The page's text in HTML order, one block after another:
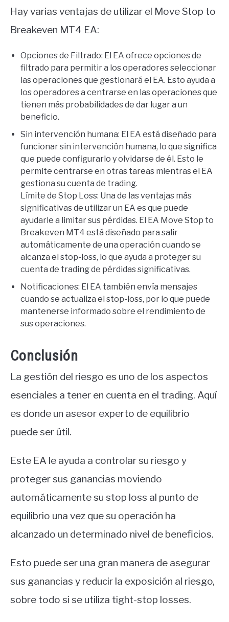
Hay varias ventajas de utilizar el Move Stop to
Breakeven MT4 EA:
Opciones de Filtrado: El EA ofrece opciones de
filtrado para permitir a los operadores seleccionar
las operaciones que gestionará el EA. Esto ayuda a
los operadores a centrarse en las operaciones que
tienen más probabilidades de dar lugar a un
beneficio.
Sin intervención humana: El EA está diseñado para
funcionar sin intervención humana, lo que significa
que puede configurarlo y olvidarse de él. Esto le
permite centrarse en otras tareas mientras el EA
gestiona su cuenta de trading.
Límite de Stop Loss: Una de las ventajas más
significativas de utilizar un EA es que puede
ayudarle a limitar sus pérdidas. El EA Move Stop to
Breakeven MT4 está diseñado para salir
automáticamente de una operación cuando se
alcanza el stop-loss, lo que ayuda a proteger su
cuenta de trading de pérdidas significativas.
Notificaciones: El EA también envía mensajes
cuando se actualiza el stop-loss, por lo que puede
mantenerse informado sobre el rendimiento de
sus operaciones.
Conclusión
La gestión del riesgo es uno de los aspectos
esenciales a tener en cuenta en el trading. Aquí
es donde un asesor experto de equilibrio
puede ser útil.
Este EA le ayuda a controlar su riesgo y
proteger sus ganancias moviendo
automáticamente su stop loss al punto de
equilibrio una vez que su operación ha
alcanzado un determinado nivel de beneficios.
Esto puede ser una gran manera de asegurar
sus ganancias y reducir la exposición al riesgo,
sobre todo si se utiliza tight-stop losses.